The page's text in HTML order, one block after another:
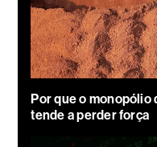
Por que o monopólio
tende a perder força